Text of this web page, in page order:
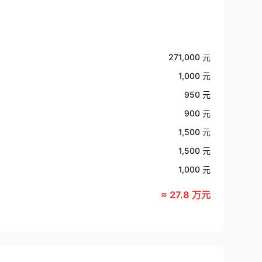
271,000 元
1,000 元
950 元
900 元
1,500 元
1,500 元
1,000 元
≈ 27.8 万元